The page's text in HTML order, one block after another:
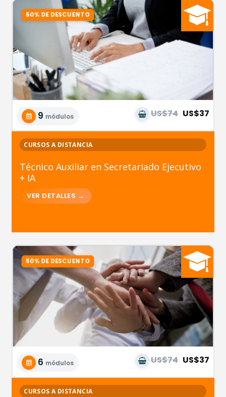
9 módulos US$74 US$37
CURSOS A DISTANCIA
Técnico Auxiliar en Secretariado Ejecutivo
+ IA
6 módulos US$74 US$37
CURSOS A DISTANCIA